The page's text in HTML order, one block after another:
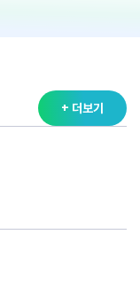
+ 더보기